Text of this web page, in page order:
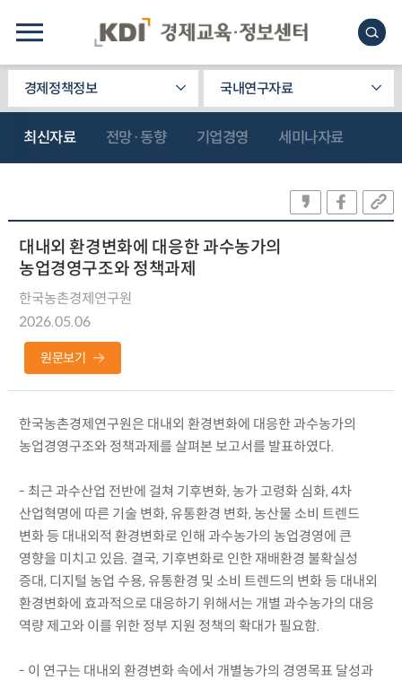
경제정책정보 국내연구자료
최신자료 전망·동향 기업경영 세미나자료
대내외 환경변화에 대응한 과수농가의
농업경영구조와 정책과제
한국농촌경제연구원
2026.05.06
원문보기
한국농촌경제연구원은 대내외 환경변화에 대응한 과수농가의
농업경영구조와 정책과제를 살펴본 보고서를 발표하였다.
- 최근 과수산업 전반에 걸쳐 기후변화, 농가 고령화 심화, 4차
산업혁명에 따른 기술 변화, 유통환경 변화, 농산물 소비 트렌드
변화 등 대내외적 환경변화로 인해 과수농가의 농업경영에 큰
영향을 미치고 있음. 결국, 기후변화로 인한 재배환경 불확실성
증대, 디지털 농업 수용, 유통환경 및 소비 트렌드의 변화 등 대내외
환경변화에 효과적으로 대응하기 위해서는 개별 과수농가의 대응
역량 제고와 이를 위한 정부 지원 정책의 확대가 필요함.
- 이 연구는 대내외 환경변화 속에서 개별농가의 경영목표 달성과